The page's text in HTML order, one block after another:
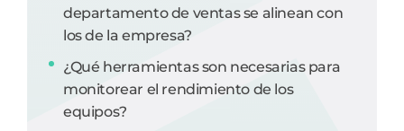
departamento de ventas se alinean con
los de la empresa?
¿Qué herramientas son necesarias para
monitorear el rendimiento de los
equipos?